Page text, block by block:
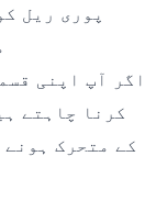
پوری ریل
کرنا چاہتے
کے متحرک ہونے